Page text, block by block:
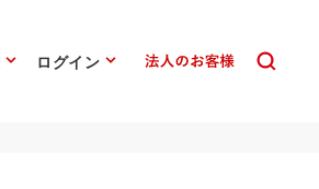
ログイン